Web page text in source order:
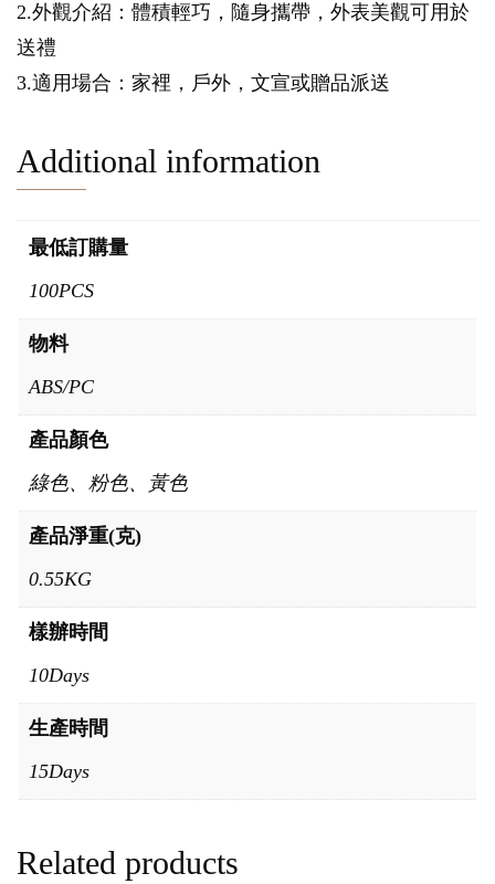
2.外觀介紹：體積輕巧，隨身攜帶，外表美觀可用於
送禮
3.適用場合：家裡，戶外，文宣或贈品派送
Additional information
最低訂購量
100PCS
物料
ABS/PC
產品顏色
綠色、粉色、黃色
產品淨重(克)
0.55KG
樣辦時間
10Days
生產時間
15Days
Related products